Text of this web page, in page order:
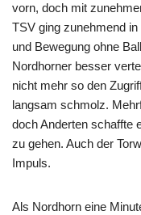
vorn, doch mit
TSV ging zunehmend
und Bewegung ohne
Nordhorner besser
nicht mehr so den
langsam schmolz.
doch Anderten schaffte
zu gehen. Auch der
Impuls.
Als Nordhorn eine